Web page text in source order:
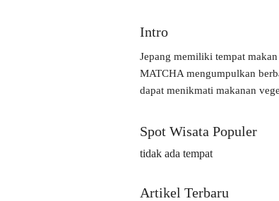
Intro
Jepang memiliki tempat
MATCHA mengumpulkan
dapat menikmati makanan
Spot Wisata Populer
tidak ada tempat
Artikel Terbaru